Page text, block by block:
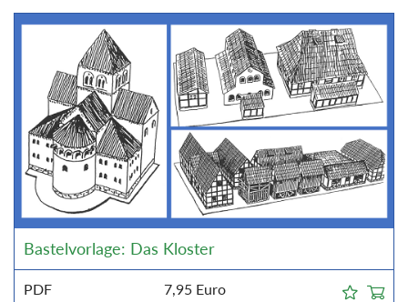
Bastelvorlage: Das Kloster
PDF 7,95 Euro